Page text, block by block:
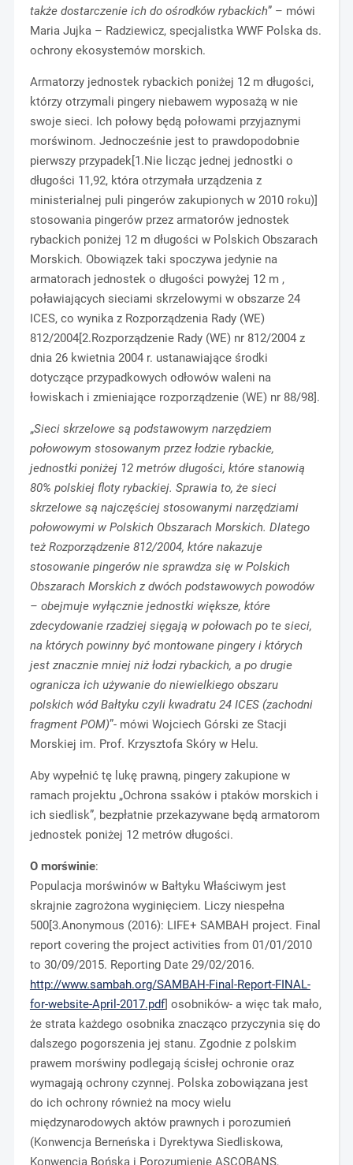
także dostarczenie ich do ośrodków rybackich” – mówi
Maria Jujka – Radziewicz, specjalistka WWF Polska ds.
ochrony ekosystemów morskich.
Armatorzy jednostek rybackich poniżej 12 m długości,
którzy otrzymali pingery niebawem wyposażą w nie
swoje sieci. Ich połowy będą połowami przyjaznymi
morświnom. Jednocześnie jest to prawdopodobnie
pierwszy przypadek[1.Nie licząc jednej jednostki o
długości 11,92, która otrzymała urządzenia z
ministerialnej puli pingerów zakupionych w 2010 roku)]
stosowania pingerów przez armatorów jednostek
rybackich poniżej 12 m długości w Polskich Obszarach
Morskich. Obowiązek taki spoczywa jedynie na
armatorach jednostek o długości powyżej 12 m ,
poławiających sieciami skrzelowymi w obszarze 24
ICES, co wynika z Rozporządzenia Rady (WE)
812/2004[2.Rozporządzenie Rady (WE) nr 812/2004 z
dnia 26 kwietnia 2004 r. ustanawiające środki
dotyczące przypadkowych odłowów waleni na
łowiskach i zmieniające rozporządzenie (WE) nr 88/98].
„Sieci skrzelowe są podstawowym narzędziem
połowowym stosowanym przez łodzie rybackie,
jednostki poniżej 12 metrów długości, które stanowią
80% polskiej floty rybackiej. Sprawia to, że sieci
skrzelowe są najczęściej stosowanymi narzędziami
połowowymi w Polskich Obszarach Morskich. Dlatego
też Rozporządzenie 812/2004, które nakazuje
stosowanie pingerów nie sprawdza się w Polskich
Obszarach Morskich z dwóch podstawowych powodów
– obejmuje wyłącznie jednostki większe, które
zdecydowanie rzadziej sięgają w połowach po te sieci,
na których powinny być montowane pingery i których
jest znacznie mniej niż łodzi rybackich, a po drugie
ogranicza ich używanie do niewielkiego obszaru
polskich wód Bałtyku czyli kwadratu 24 ICES (zachodni
fragment POM)”- mówi Wojciech Górski ze Stacji
Morskiej im. Prof. Krzysztofa Skóry w Helu.
Aby wypełnić tę lukę prawną, pingery zakupione w
ramach projektu „Ochrona ssaków i ptaków morskich i
ich siedlisk”, bezpłatnie przekazywane będą armatorom
jednostek poniżej 12 metrów długości.
O morświnie:
Populacja morświnów w Bałtyku Właściwym jest
skrajnie zagrożona wyginięciem. Liczy niespełna
500[3.Anonymous (2016): LIFE+ SAMBAH project. Final
report covering the project activities from 01/01/2010
to 30/09/2015. Reporting Date 29/02/2016.
http://www.sambah.org/SAMBAH-Final-Report-FINAL-
for-website-April-2017.pdf] osobników- a więc tak mało,
że strata każdego osobnika znacząco przyczynia się do
dalszego pogorszenia jej stanu. Zgodnie z polskim
prawem morświny podlegają ścisłej ochronie oraz
wymagają ochrony czynnej. Polska zobowiązana jest
do ich ochrony również na mocy wielu
międzynarodowych aktów prawnych i porozumień
(Konwencja Berneńska i Dyrektywa Siedliskowa,
Konwencja Bońska i Porozumienie ASCOBANS,